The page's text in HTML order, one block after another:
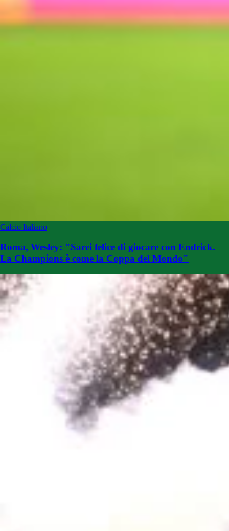
Calcio Italiano
Roma, Wesley: "Sarei felice di giocare con Endrick.
La Champions è come la Coppa del Mondo"